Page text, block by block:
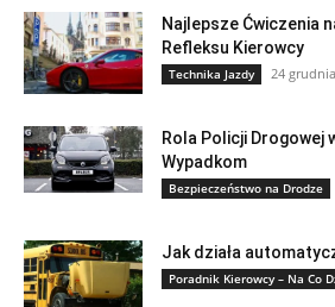
Najlepsze Ćwiczenia
Refleksu Kierowcy
Technika Jazdy 24
Rola Policji Drogowej
Wypadkom
Bezpieczeństwo na Drodze
Jak działa
Poradnik Kierowcy – Na Co